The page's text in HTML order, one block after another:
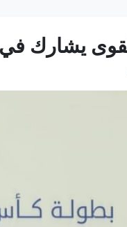
يشارك